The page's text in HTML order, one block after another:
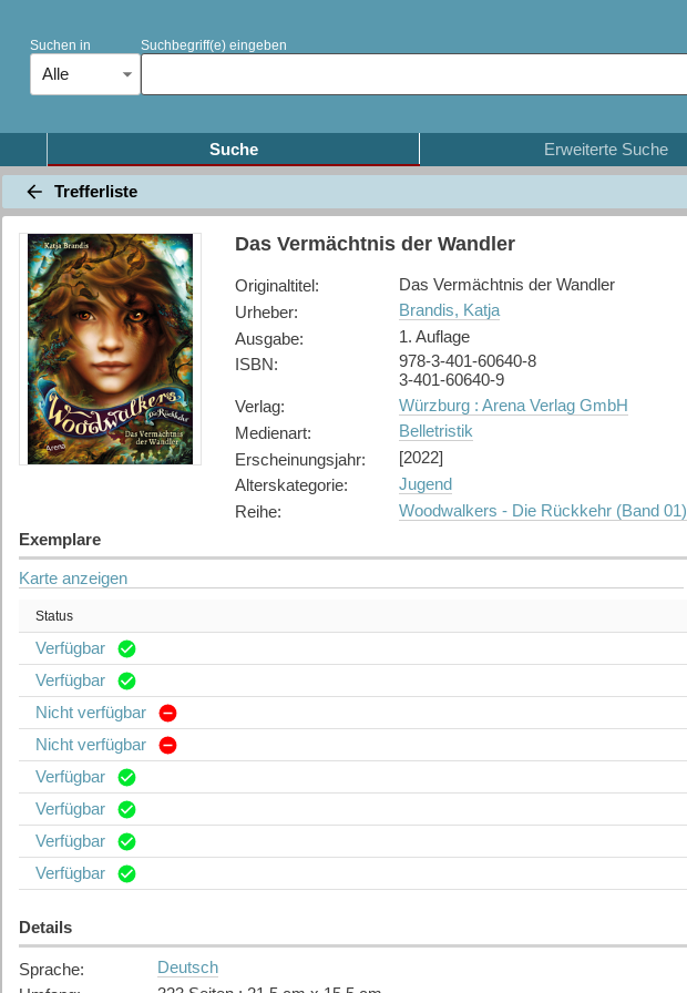
Suchen in
Alle
Suchbegriff(e) eingeben
Suche Erweiterte Suche
Trefferliste
Das Vermächtnis der Wandler
Originaltitel:
Das Vermächtnis der Wandler
Urheber:
Brandis, Katja
Ausgabe:
1. Auflage
ISBN:
978-3-401-60640-8
3-401-60640-9
Verlag:
Würzburg : Arena Verlag GmbH
Medienart:
Belletristik
Erscheinungsjahr:
[2022]
Alterskategorie:
Jugend
Reihe: Woodwalkers - Die Rückkehr (Band 01)
Exemplare
Karte anzeigen
Status
Verfügbar
Verfügbar
Nicht verfügbar
Nicht verfügbar
Verfügbar
Verfügbar
Verfügbar
Verfügbar
Details
Sprache:
Deutsch